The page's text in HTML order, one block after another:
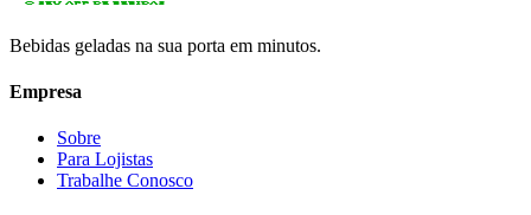
Bebidas geladas na sua porta em minutos.
Empresa
Sobre
Para Lojistas
Trabalhe Conosco